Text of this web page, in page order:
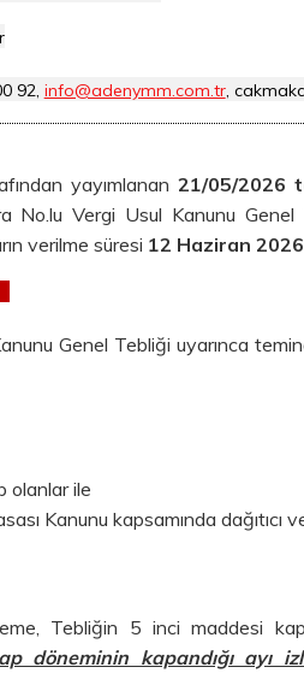
92, info@adenymm.com.tr,
yayımlanan 21/05/2026
No.lu Vergi Usul Kanunu
verilme süresi 12 Haziran
Genel Tebliği uyarınca
olanlar ile
Kanunu kapsamında
Tebliğin 5 inci maddesi
döneminin kapandığı ayı